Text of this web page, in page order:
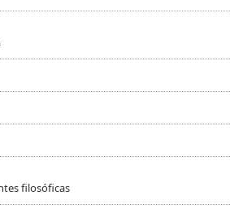
filosóficas